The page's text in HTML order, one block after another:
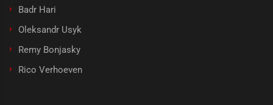
Badr Hari
Oleksandr Usyk
Remy Bonjasky
Rico Verhoeven